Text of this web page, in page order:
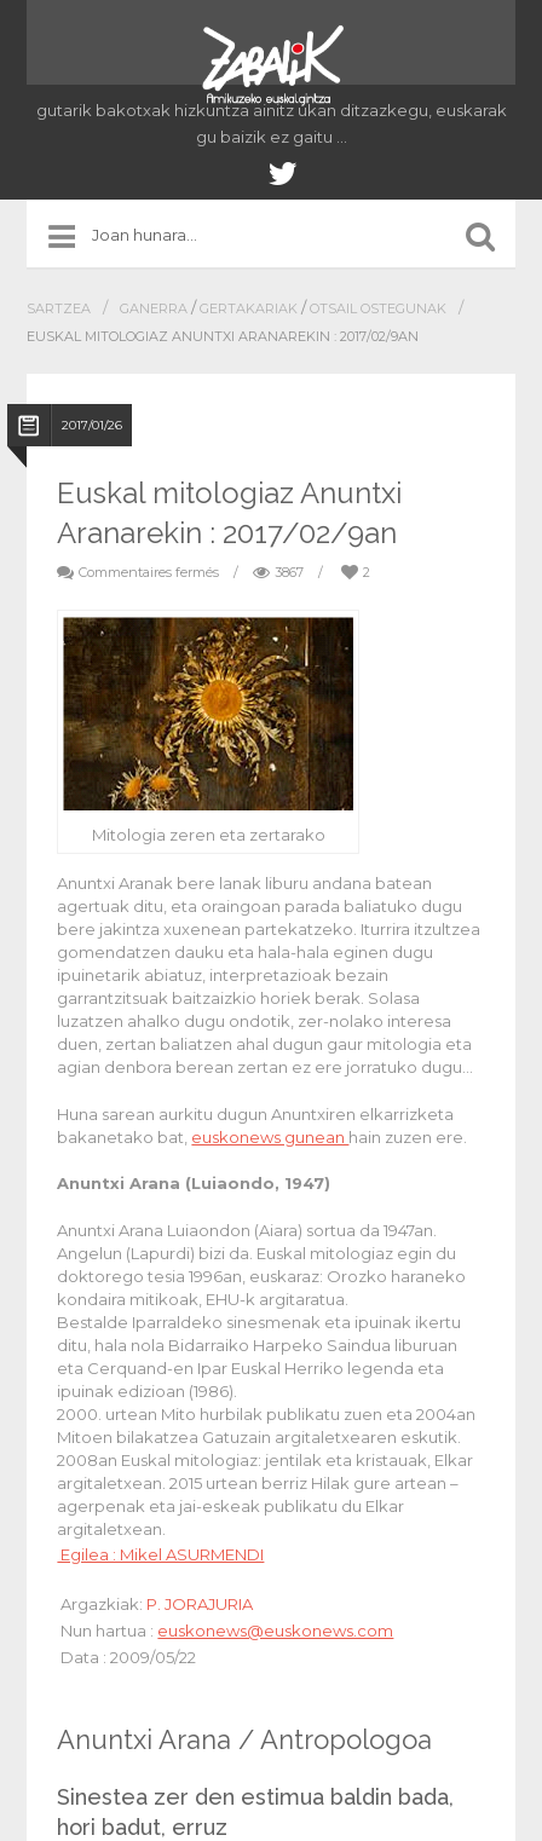
gutarik bakotxak hizkuntza ainitz ukan ditzazkegu, euskarak
gu baizik ez gaitu …
SARTZEA / GANERRA /GERTAKARIAK /OTSAIL OSTEGUNAK /
EUSKAL MITOLOGIAZ ANUNTXI ARANAREKIN : 2017/02/9AN
2017/01/26
Euskal mitologiaz Anuntxi
Aranarekin : 2017/02/9an
Commentaires fermés / 3867 / 2
Mitologia zeren eta zertarako
Anuntxi Aranak bere lanak liburu andana batean
agertuak ditu, eta oraingoan parada baliatuko dugu
bere jakintza xuxenean partekatzeko. Iturrira itzultzea
gomendatzen dauku eta hala-hala eginen dugu
ipuinetarik abiatuz, interpretazioak bezain
garrantzitsuak baitzaizkio horiek berak. Solasa
luzatzen ahalko dugu ondotik, zer-nolako interesa
duen, zertan baliatzen ahal dugun gaur mitologia eta
agian denbora berean zertan ez ere jorratuko dugu…
Huna sarean aurkitu dugun Anuntxiren elkarrizketa
bakanetako bat, euskonews gunean hain zuzen ere.
Anuntxi Arana (Luiaondo, 1947)
Anuntxi Arana Luiaondon (Aiara) sortua da 1947an.
Angelun (Lapurdi) bizi da. Euskal mitologiaz egin du
doktorego tesia 1996an, euskaraz: Orozko haraneko
kondaira mitikoak , EHU-k argitaratua.
Bestalde Iparraldeko sinesmenak eta ipuinak ikertu
ditu, hala nola Bidarraiko Harpeko Saindua liburuan
eta Cerquand-en Ipar Euskal Herriko legenda eta
ipuinak edizioan (1986).
2000. urtean Mito hurbilak publikatu zuen eta 2004an
Mitoen bilakatzea Gatuzain argitaletxearen eskutik.
2008an Euskal mitologiaz: jentilak eta kristauak , Elkar
argitaletxean. 2015 urtean berriz Hilak gure artean –
agerpenak eta jai-eskeak publikatu du Elkar
argitaletxean.
Egilea : Mikel ASURMENDI
Argazkiak: P. JORAJURIA
Nun hartua : euskonews@euskonews.com
Data : 2009/05/22
Anuntxi Arana / Antropologoa
Sinestea zer den estimua baldin bada,
hori badut, erruz